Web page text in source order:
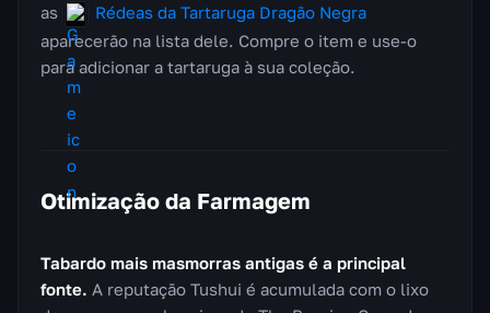
as
Rédeas da Tartaruga Dragão Negra
aparecerão na lista dele. Compre o item e use-o
para adicionar a tartaruga à sua coleção.
Otimização da Farmagem
Tabardo mais masmorras antigas é a principal
fonte. A reputação Tushui é acumulada com o lixo